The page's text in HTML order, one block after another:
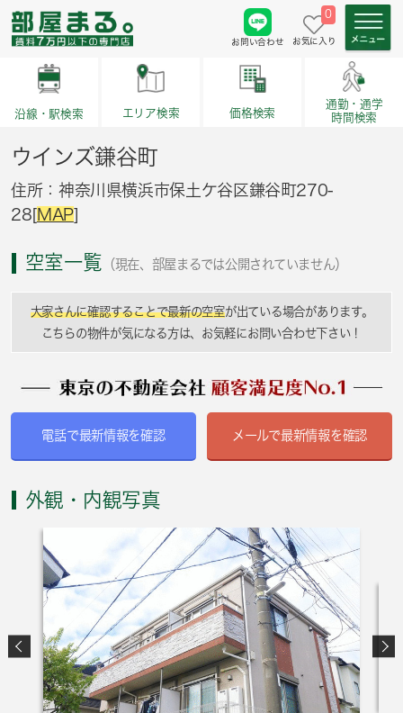
お問い合わせ
0
お気に入り
沿線・駅検索 エリア検索 価格検索
通勤・通学
時間検索
ウインズ鎌谷町
住所：神奈川県横浜市保土ケ谷区鎌谷町270-
28[MAP]
空室一覧 （現在、部屋まるでは公開されていません）
大家さんに確認することで最新の空室が出ている場合があります。
こちらの物件が気になる方は、お気軽にお問い合わせ下さい！
電話で最新情報を確認 メールで最新情報を確認
外観・内観写真